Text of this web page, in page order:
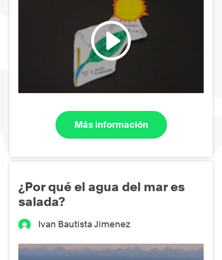
Más información
¿Por qué el agua del mar es
salada?
Ivan Bautista Jimenez